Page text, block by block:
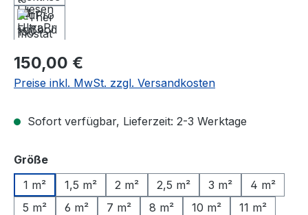
Regulärer Preis:
150,00 €
Preise inkl. MwSt. zzgl. Versandkosten
Sofort verfügbar, Lieferzeit: 2-3 Werktage
Größeauswählen
1 m²
1,5 m² 2 m² 2,5 m² 3 m²
4 m²
5 m²
6 m² 7 m² 8 m² 10 m²
11 m²